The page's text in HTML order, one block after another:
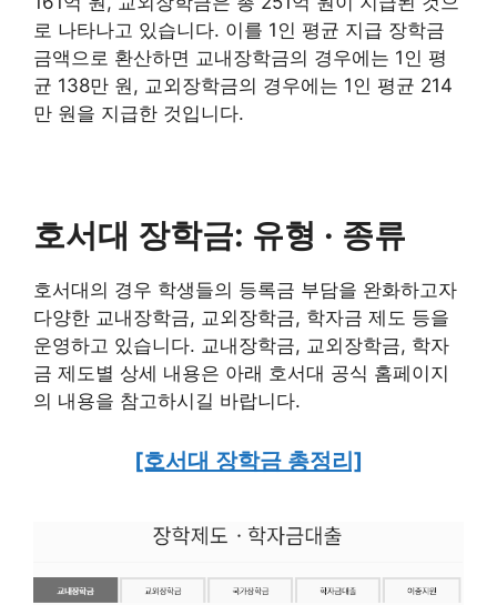
로 나타나고 있습니다. 이를 1인 평균 지급 장학금
금액으로 환산하면 교내장학금의 경우에는 1인 평
균 138만 원, 교외장학금의 경우에는 1인 평균 214
만 원을 지급한 것입니다.
호서대 장학금: 유형 · 종류
호서대의 경우 학생들의 등록금 부담을 완화하고자
다양한 교내장학금, 교외장학금, 학자금 제도 등을
운영하고 있습니다. 교내장학금, 교외장학금, 학자
금 제도별 상세 내용은 아래 호서대 공식 홈페이지
의 내용을 참고하시길 바랍니다.
[호서대 장학금 총정리]